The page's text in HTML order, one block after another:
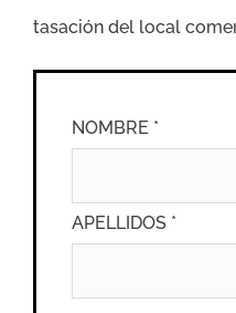
tasación del local
NOMBRE *
APELLIDOS *